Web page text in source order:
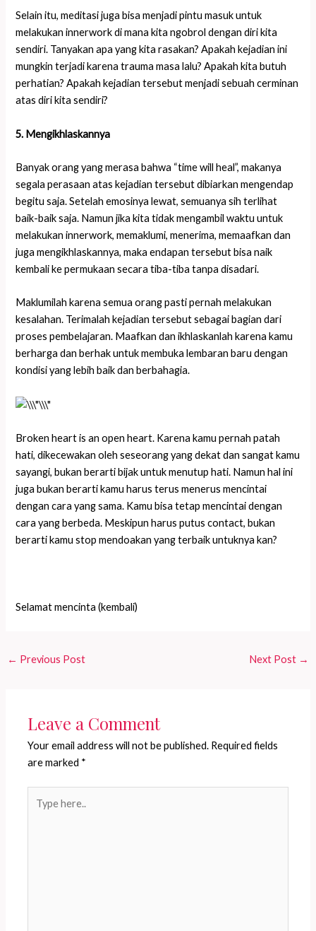
Selain itu, meditasi juga bisa menjadi pintu masuk untuk
melakukan innerwork di mana kita ngobrol dengan diri kita
sendiri. Tanyakan apa yang kita rasakan? Apakah kejadian ini
mungkin terjadi karena trauma masa lalu? Apakah kita butuh
perhatian? Apakah kejadian tersebut menjadi sebuah cerminan
atas diri kita sendiri?
5. Mengikhlaskannya
Banyak orang yang merasa bahwa “time will heal”, makanya
segala perasaan atas kejadian tersebut dibiarkan mengendap
begitu saja. Setelah emosinya lewat, semuanya sih terlihat
baik-baik saja. Namun jika kita tidak mengambil waktu untuk
melakukan innerwork, memaklumi, menerima, memaafkan dan
juga mengikhlaskannya, maka endapan tersebut bisa naik
kembali ke permukaan secara tiba-tiba tanpa disadari.
Maklumilah karena semua orang pasti pernah melakukan
kesalahan. Terimalah kejadian tersebut sebagai bagian dari
proses pembelajaran. Maafkan dan ikhlaskanlah karena kamu
berharga dan berhak untuk membuka lembaran baru dengan
kondisi yang lebih baik dan berbahagia.
Broken heart is an open heart. Karena kamu pernah patah
hati, dikecewakan oleh seseorang yang dekat dan sangat kamu
sayangi, bukan berarti bijak untuk menutup hati. Namun hal ini
juga bukan berarti kamu harus terus menerus mencintai
dengan cara yang sama. Kamu bisa tetap mencintai dengan
cara yang berbeda. Meskipun harus putus contact, bukan
berarti kamu stop mendoakan yang terbaik untuknya kan?
Selamat mencinta (kembali)
← Previous Post Next Post →
Leave a Comment
Your email address will not be published. Required fields
are marked *
here..